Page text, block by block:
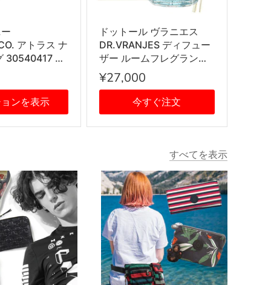
アトラス ナ
30540417 指
ンを表示
ドットール ヴラニエス
DR.VRANJES ディフュー
ザー ルームフレグランス
ホームフレグランス 香り
AQUA 500ml ボトル ステ
ィック インテリア雑貨
¥27,000
今すぐ注文
すべてを表示